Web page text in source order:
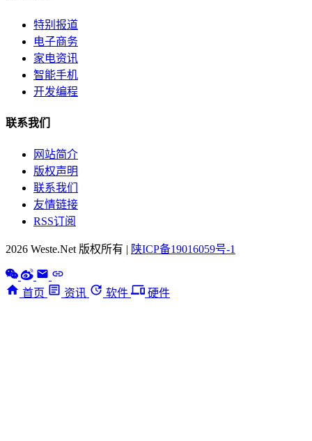
特别报道
电子商务
家电资讯
智能手机
开发编程
联系我们
网站简介
版权声明
联系我们
友情链接
RSS订阅
2026 Weste.Net 版权所有 | 陕ICP备19016059号-1
首页 资讯 软件 硬件